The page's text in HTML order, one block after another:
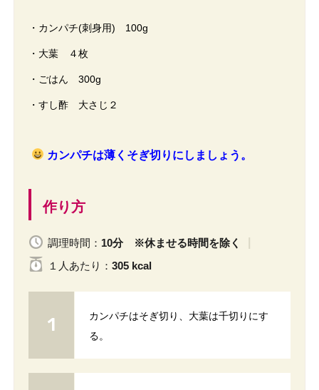
・カンパチ(刺身用) 100g
・大葉 ４枚
・ごはん 300g
・すし酢 大さじ２
カンパチは薄くそぎ切りにしましょう。
作り方
調理時間： 10分 ※休ませる時間を除く
１人 あたり ： 305 kcal
カンパチはそぎ切り、大葉は千切りにす
る。